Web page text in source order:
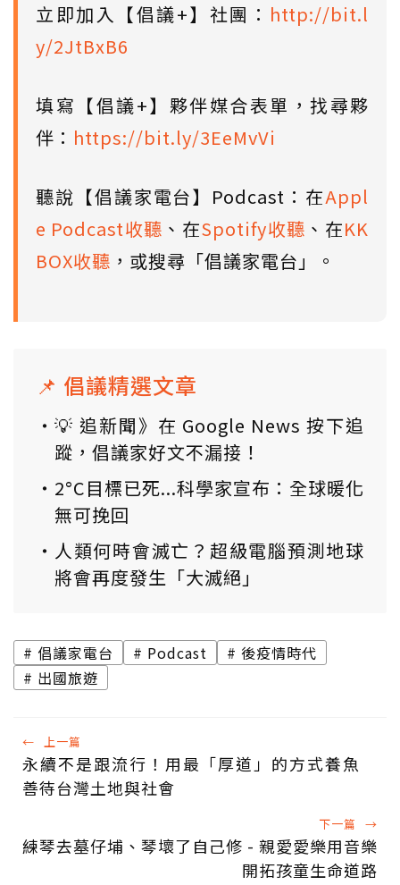
立即加入【倡議+】社團： http://bit.l
y/2JtBxB6
填寫【倡議+】夥伴媒合表單，找尋夥
伴： https://bit.ly/3EeMvVi
聽說【倡議家電台】Podcast：在Appl
e Podcast收聽 、在Spotify收聽 、在KK
BOX收聽 ，或搜尋「倡議家電台」。
📌 倡議精選文章
💡 追新聞》在 Google News 按下追
蹤，倡議家好文不漏接！
2°C目標已死...科學家宣布：全球暖化
無可挽回
人類何時會滅亡？超級電腦預測地球
將會再度發生「大滅絕」
倡議家電台 Podcast
後疫情時代
出國旅遊
← 上一篇
永續不是跟流行！用最「厚道」的方式養魚
善待台灣土地與社會
下一篇 →
練琴去墓仔埔、琴壞了自己修 - 親愛愛樂用音樂
開拓孩童生命道路